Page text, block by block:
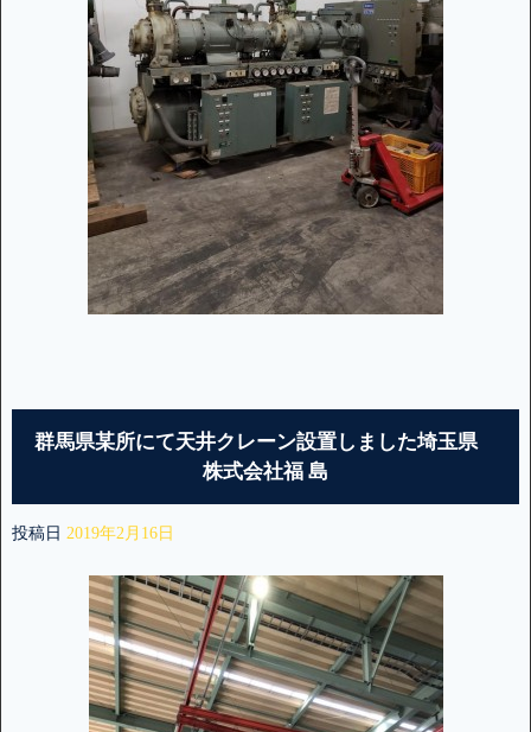
群馬県某所にて天井クレーン設置しました埼玉県
株式会社福 島
投稿日 2019年2月16日